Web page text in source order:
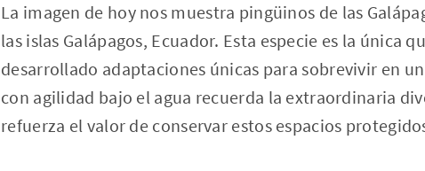
La imagen de hoy nos muestra pingüinos de las
las islas Galápagos, Ecuador. Esta especie es la única
desarrollado adaptaciones únicas para sobrevivir en
con agilidad bajo el agua recuerda la extraordinaria
refuerza el valor de conservar estos espacios